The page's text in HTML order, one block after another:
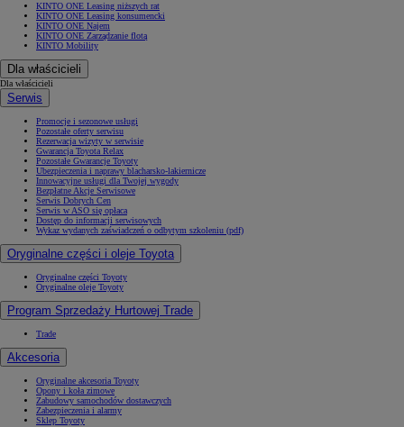
KINTO ONE Leasing niższych rat
KINTO ONE Leasing konsumencki
KINTO ONE Najem
KINTO ONE Zarządzanie flotą
KINTO Mobility
Dla właścicieli
Dla właścicieli
Serwis
Promocje i sezonowe usługi
Pozostałe oferty serwisu
Rezerwacja wizyty w serwisie
Gwarancja Toyota Relax
Pozostałe Gwarancje Toyoty
Ubezpieczenia i naprawy blacharsko-lakiernicze
Innowacyjne usługi dla Twojej wygody
Bezpłatne Akcje Serwisowe
Serwis Dobrych Cen
Serwis w ASO się opłaca
Dostęp do informacji serwisowych
Wykaz wydanych zaświadczeń o odbytym szkoleniu (pdf)
Oryginalne części i oleje Toyota
Oryginalne części Toyoty
Oryginalne oleje Toyoty
Program Sprzedaży Hurtowej Trade
Trade
Akcesoria
Oryginalne akcesoria Toyoty
Opony i koła zimowe
Zabudowy samochodów dostawczych
Zabezpieczenia i alarmy
Sklep Toyoty